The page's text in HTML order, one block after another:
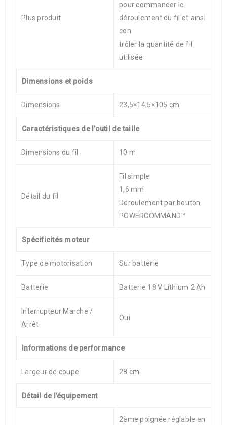
Plus produit
pour commander le
déroulement du fil et ainsi
con
trôler la quantité de fil
utilisée
Dimensions et poids
Dimensions 23,5×14,5×105 cm
Caractéristiques de l’outil de taille
Dimensions du fil 10 m
Détail du fil
Fil simple
1,6 mm
Déroulement par bouton
POWERCOMMAND™
Spécificités moteur
Type de motorisation Sur batterie
Batterie Batterie 18 V Lithium 2 Ah
Interrupteur Marche /
Arrêt
Oui
Informations de performance
Largeur de coupe 28 cm
Détail de l’équipement
2ème poignée réglable en